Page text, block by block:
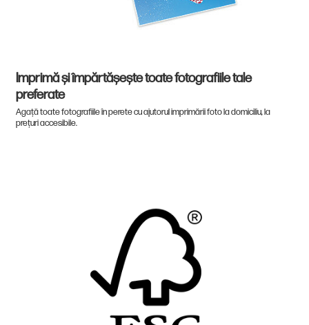
Imprimă și împărtășește toate fotografiile tale
preferate
Agață toate fotografiile în perete cu ajutorul imprimării foto la domiciliu, la
prețuri accesibile.